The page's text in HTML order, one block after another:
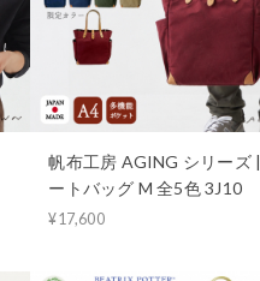
帆布工房 AGING シリーズ |
ートバッグ M 全5色 3J10
¥17,600